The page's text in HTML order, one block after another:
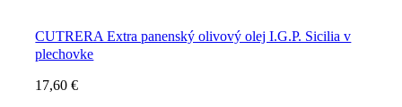
CUTRERA Extra panenský olivový olej I.G.P. Sicilia v
plechovke
17,60€